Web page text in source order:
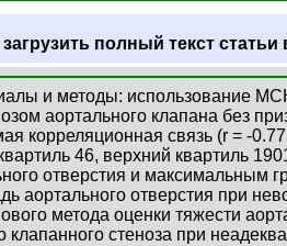
полный текст
и методы: использование
аортального клапана без
корреляционная связь (r = -
46, верхний квартиль
отверстия и максимальным
аортального отверстия при
метода оценки тяжести
стеноза при